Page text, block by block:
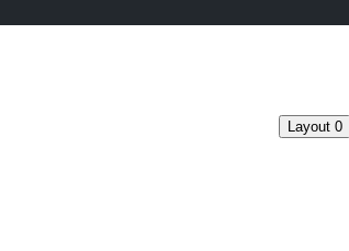
Layout 0